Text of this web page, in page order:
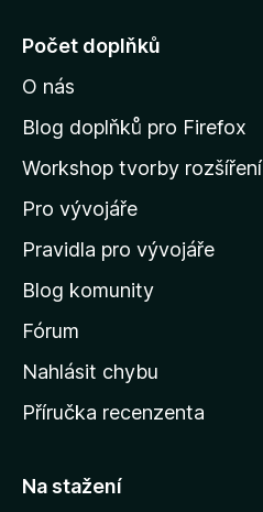
j
t
n
d
o
m
v
s
k
u
t
Počet doplňků
O nás
Blog doplňků pro Firefox
Workshop tvorby rozšíření
Pro vývojáře
Pravidla pro vývojáře
Blog komunity
Fórum
Nahlásit chybu
Příručka recenzenta
Na stažení